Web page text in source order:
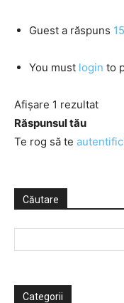
Guest a răspuns
You must login to
Afișare 1 rezultat
Răspunsul tău
Te rog să te
Căutare
Categorii